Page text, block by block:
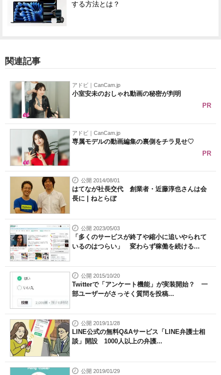
する方法とは？
関連記事
アドビ｜CanCam.jp
小室安未のおしゃれ動画の秘密が判明
PR
アドビ｜CanCam.jp
専属モデルの動画編集の裏側をチラ見せ♡
PR
公開 2014/08/01
はてなが社長交代 創業者・近藤淳也さんは会
長に | ねとらぼ
公開 2023/05/03
「多くのサービスが終了や縮小に追いやられて
いるのはつらい」 変わらず稼働を続ける...
公開 2015/10/20
Twitterで「アンケート機能」が実装開始？ 一
部ユーザーがさっそく質問を投稿...
公開 2019/11/28
LINE公式の無料Q&Aサービス「LINE弁護士相
談」開設 1000人以上の弁護...
公開 2019/01/29